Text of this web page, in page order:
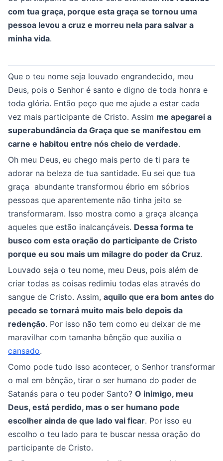
com tua graça, porque esta graça se tornou uma
pessoa levou a cruz e morreu nela para salvar a
minha vida.
Que o teu nome seja louvado engrandecido, meu
Deus, pois o Senhor é santo e digno de toda honra e
toda glória. Então peço que me ajude a estar cada
vez mais participante de Cristo. Assim me apegarei a
superabundância da Graça que se manifestou em
carne e habitou entre nós cheio de verdade.
Oh meu Deus, eu chego mais perto de ti para te
adorar na beleza de tua santidade. Eu sei que tua
graça abundante transformou ébrio em sóbrios
pessoas que aparentemente não tinha jeito se
transformaram. Isso mostra como a graça alcança
aqueles que estão inalcançáveis. Dessa forma te
busco com esta oração do participante de Cristo
porque eu sou mais um milagre do poder da Cruz.
Louvado seja o teu nome, meu Deus, pois além de
criar todas as coisas redimiu todas elas através do
sangue de Cristo. Assim, aquilo que era bom antes do
pecado se tornará muito mais belo depois da
redenção. Por isso não tem como eu deixar de me
maravilhar com tamanha bênção que auxilia o
cansado.
Como pode tudo isso acontecer, o Senhor transformar
o mal em bênção, tirar o ser humano do poder de
Satanás para o teu poder Santo? O inimigo, meu
Deus, está perdido, mas o ser humano pode
escolher ainda de que lado vai ficar. Por isso eu
escolho o teu lado para te buscar nessa oração do
participante de Cristo.